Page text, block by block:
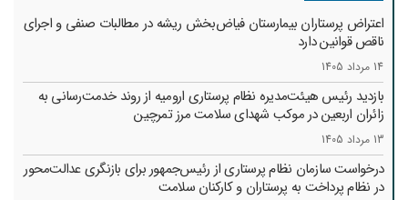
اعتراض پرستاران بیمارستان فیاض‌بخش ریشه در مطالبات صنفی و اجرای
ناقص قوانین دارد
14 مرداد 1405
بازدید رئیس هیئت‌مدیره نظام پرستاری ارومیه از روند خدمت‌رسانی به
زائران اربعین در موکب شهدای سلامت مرز تمرچین
13 مرداد 1405
درخواست سازمان نظام پرستاری از رئیس‌جمهور برای بازنگری عدالت‌محور
در نظام پرداخت به پرستاران و کارکنان سلامت